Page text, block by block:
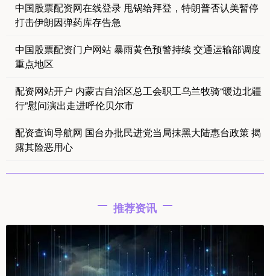
中国股票配资网在线登录 甩锅给拜登，特朗普否认美暂停
打击伊朗因弹药库存告急
中国股票配资门户网站 暴雨黄色预警持续 交通运输部调度
重点地区
配资网站开户 内蒙古自治区总工会职工乌兰牧骑“暖边北疆
行”慰问演出走进呼伦贝尔市
配资查询导航网 国台办批民进党当局抹黑大陆惠台政策 揭
露其险恶用心
推荐资讯